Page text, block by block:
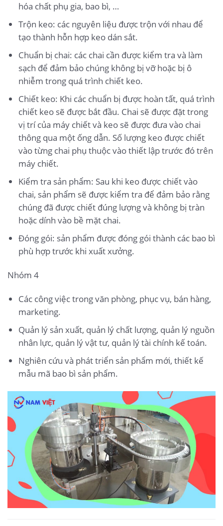
hóa chất phụ gia, bao bì, …
Trộn keo: các nguyên liệu được trộn với nhau để
tạo thành hỗn hợp keo dán sắt.
Chuẩn bị chai: các chai cần được kiểm tra và làm
sạch để đảm bảo chúng không bị vỡ hoặc bị ô
nhiễm trong quá trình chiết keo.
Chiết keo: Khi các chuẩn bị được hoàn tất, quá trình
chiết keo sẽ được bắt đầu. Chai sẽ được đặt trong
vị trí của máy chiết và keo sẽ được đưa vào chai
thông qua một ống dẫn. Số lượng keo được chiết
vào từng chai phụ thuộc vào thiết lập trước đó trên
máy chiết.
Kiểm tra sản phẩm: Sau khi keo được chiết vào
chai, sản phẩm sẽ được kiểm tra để đảm bảo rằng
chúng đã được chiết đúng lượng và không bị tràn
hoặc dính vào bề mặt chai.
Đóng gói: sản phẩm được đóng gói thành các bao bì
phù hợp trước khi xuất xưởng.
Nhóm 4
Các công việc trong văn phòng, phục vụ, bán hàng,
marketing.
Quản lý sản xuất, quản lý chất lượng, quản lý nguồn
nhân lực, quản lý vật tư, quản lý tài chính kế toán.
Nghiên cứu và phát triển sản phẩm mới, thiết kế
mẫu mã bao bì sản phẩm.